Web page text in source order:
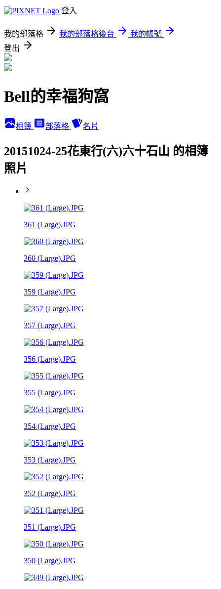
登入
我的部落格 我的部落格後台
我的帳號
登出
Bell的幸福狗窩
相簿 部落格 名片
20151024-25花東行(六)六十石山 的相簿
照片
361 (Large).JPG
360 (Large).JPG
359 (Large).JPG
357 (Large).JPG
356 (Large).JPG
355 (Large).JPG
354 (Large).JPG
353 (Large).JPG
352 (Large).JPG
351 (Large).JPG
350 (Large).JPG